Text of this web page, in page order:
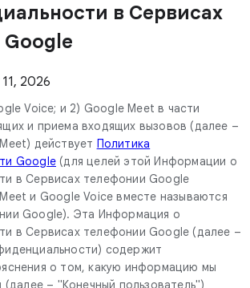
в Сервисах
2026
Voice; и 2) Google Meet в части
и приема входящих вызовов (далее –
действует Политика
Google (для целей этой Информации о
в Сервисах телефонии Google
и Google Voice вместе называются
Google). Эта Информация о
в Сервисах телефонии Google (далее –
содержит
о том, какую информацию мы
– "Конечный пользователь")